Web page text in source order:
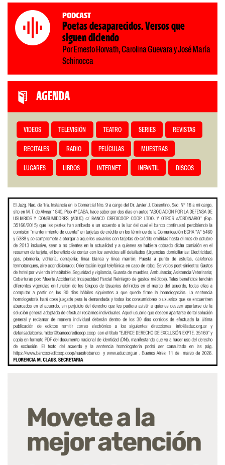
Podcast
Poetas desaparecidos. Versos que
siguen diciendo
Por Ernesto Horvath, Carolina Guevara y José María
Schinocca
AGENDA
VIDEOS TELEVISIÓN TEATRO SERIES REVISTAS
RECITALES RADIO PELÍCULAS MUESTRAS
LUGARES LIBROS INTERNET INFANTIL DISCOS